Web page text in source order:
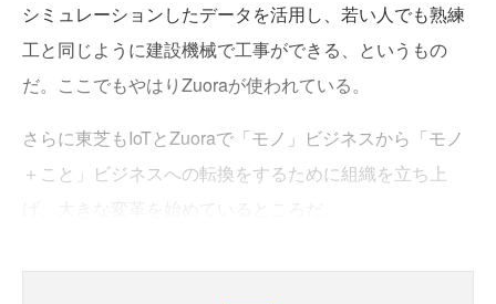
シミュレーションしたデータを活用し、若い人でも熟練
工と同じように建設機械で工事ができる、というもの
だ。ここでもやはりZuoraが使われている。
さらに東芝もIoTとZuoraで「モノ」ビジネスから「モノ
＋こと」ビジネスへの転換をするために組織を立ち上